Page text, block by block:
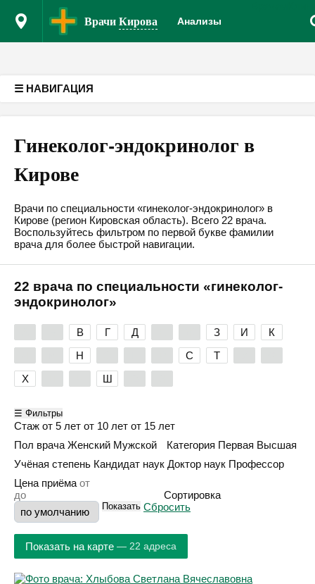
ВрачиКирова Анализы
☰ НАВИГАЦИЯ
Гинеколог-эндокринолог в
Кирове
Врачи по специальности «гинеколог-эндокринолог» в
Кирове (регион Кировская область). Всего 22 врача.
Воспользуйтесь фильтром по первой букве фамилии
врача для более быстрой навигации.
22 врача по специальности «гинеколог-
эндокринолог»
В Г Д З И
К
Н С Т
Х
Ш
☰ Фильтры
Стаж от 5 лет от 10 лет от 15 лет
Пол врача Женский Мужской Категория Первая Высшая
Учёная степень Кандидат наук Доктор наук Профессор
Цена приёма
Сортировка
Показать Сбросить
Показать на карте — 22 адреса